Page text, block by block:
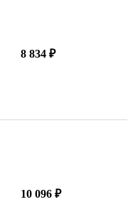
8 834 ₽
10 096 ₽